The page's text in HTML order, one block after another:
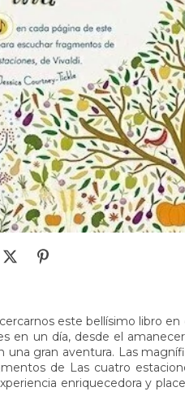
este bellísimo libro en
en un día, desde el
gran aventura. Las
de Las cuatro
enriquecedora y